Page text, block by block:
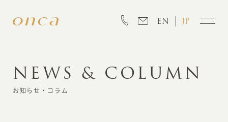
EN JP
INFORMATION
NEWS & COLUMN
お知らせ・コラム